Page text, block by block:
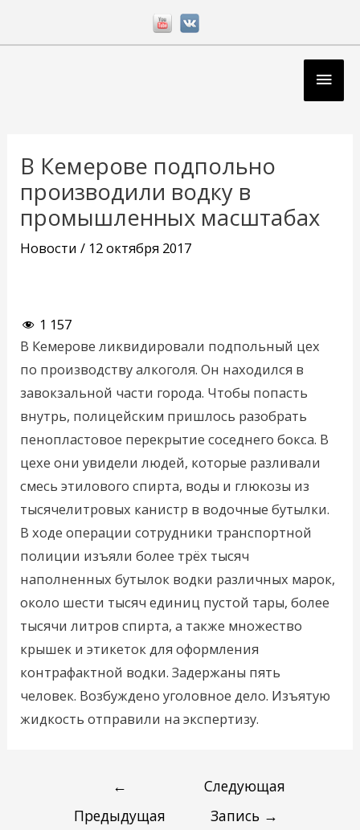
В Кемерове подпольно
производили водку в
промышленных масштабах
Новости / 12 октября 2017
1 157
В Кемерове ликвидировали подпольный цех
по производству алкоголя. Он находился в
завокзальной части города. Чтобы попасть
внутрь, полицейским пришлось разобрать
пенопластовое перекрытие соседнего бокса. В
цехе они увидели людей, которые разливали
смесь этилового спирта, воды и глюкозы из
тысячелитровых канистр в водочные бутылки.
В ходе операции сотрудники транспортной
полиции изъяли более трёх тысяч
наполненных бутылок водки различных марок,
около шести тысяч единиц пустой тары, более
тысячи литров спирта, а также множество
крышек и этикеток для оформления
контрафактной водки. Задержаны пять
человек. Возбуждено уголовное дело. Изъятую
жидкость отправили на экспертизу.
записям
←
Предыдущая
Следующая
Запись →